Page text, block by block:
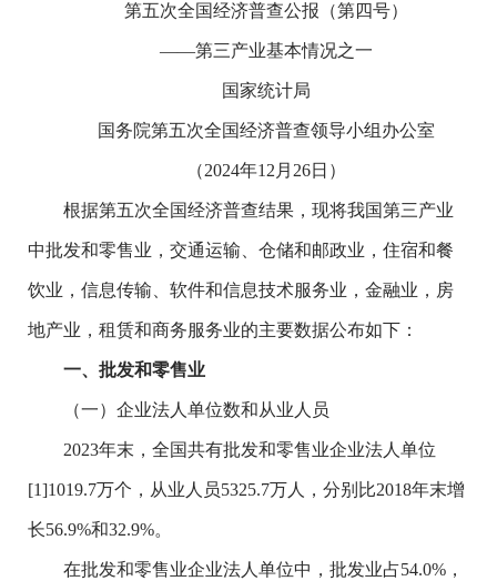
第五次全国经济普查公报（第四号）
——第三产业基本情况之一
国家统计局
国务院第五次全国经济普查领导小组办公室
（2024年12月26日）
根据第五次全国经济普查结果，现将我国第三产业
中批发和零售业，交通运输、仓储和邮政业，住宿和餐
饮业，信息传输、软件和信息技术服务业，金融业，房
地产业，租赁和商务服务业的主要数据公布如下：
一、批发和零售业
（一）企业法人单位数和从业人员
2023年末，全国共有批发和零售业企业法人单位
[1]1019.7万个，从业人员5325.7万人，分别比2018年末增
长56.9%和32.9%。
在批发和零售业企业法人单位中，批发业占54.0%，